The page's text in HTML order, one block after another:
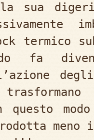
la sua
termico
fa
meno